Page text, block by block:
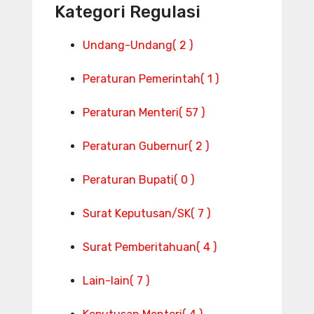
Kategori Regulasi
Undang-Undang( 2 )
Peraturan Pemerintah( 1 )
Peraturan Menteri( 57 )
Peraturan Gubernur( 2 )
Peraturan Bupati( 0 )
Surat Keputusan/SK( 7 )
Surat Pemberitahuan( 4 )
Lain-lain( 7 )